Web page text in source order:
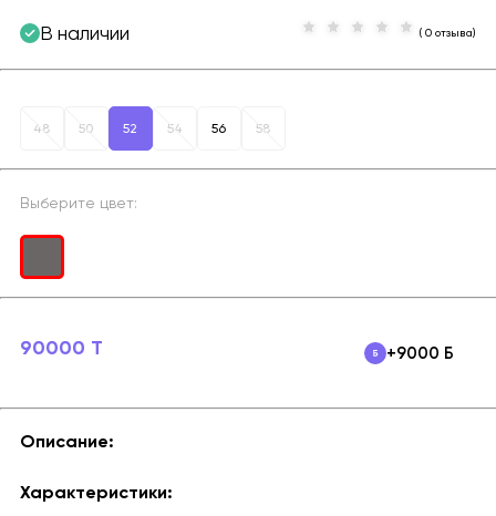
В наличии ( 0 отзыва)
48 50 52 54 56 58
Выберите цвет:
90000 T +9000 Б
Описание:
Характеристики: